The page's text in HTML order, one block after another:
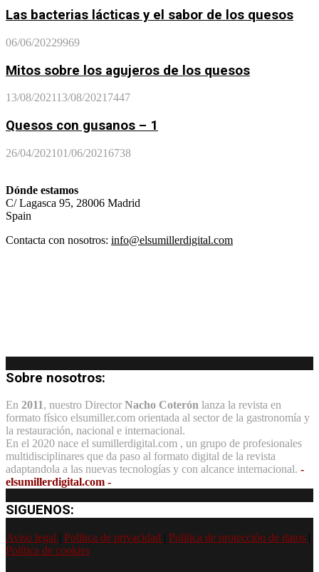
Las bacterias lácticas y el sabor de los quesos
06/06/20229969
Mitos sobre los agujeros de los quesos
13/08/202113/08/20217447
Quesos con gusanos – 1
26/04/202101/06/20216738
Dónde estamos
C/ Lagasca 95, 28006 Madrid
Spain
Contacta con nosotros: info@elsumillerdigital.com
Sobre nosotros:
En 2011, nuestro Director Nacho Coterón lanza la revista en
formato físico elsumiller.com orientada al sector de la gastronomía y
la restauración, nacional e internacional.
En el 2020 nace el sumillerdigital.com , un grupo de profesionales
multidisciplinares que da paso al formato digital de la revista
adaptandola a las nuevas tecnologías y con alcance internacional. -
elsumillerdigital.com -
SIGUENOS:
Aviso legal Política de privacidad Política de protección de datos
Política de cookies